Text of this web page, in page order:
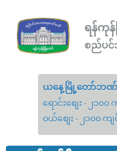
ရန်ကု
စည်ပင်
ယနေ့မြို့တော်ဘဏ်ဒ
ရောင်းစျေး - ၂၁၀၀
ဝယ်စျေး - ၂၁၀၀ ကျ